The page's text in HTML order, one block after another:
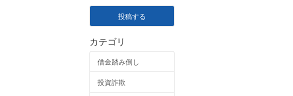
投稿する
カテゴリ
借金踏み倒し
投資詐欺